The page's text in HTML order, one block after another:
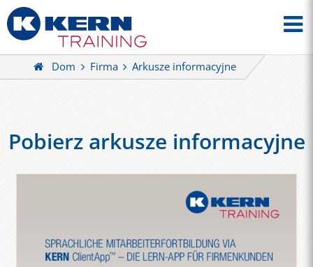
Dom Firma Arkusze informacyjne
Pobierz arkusze informacyjne